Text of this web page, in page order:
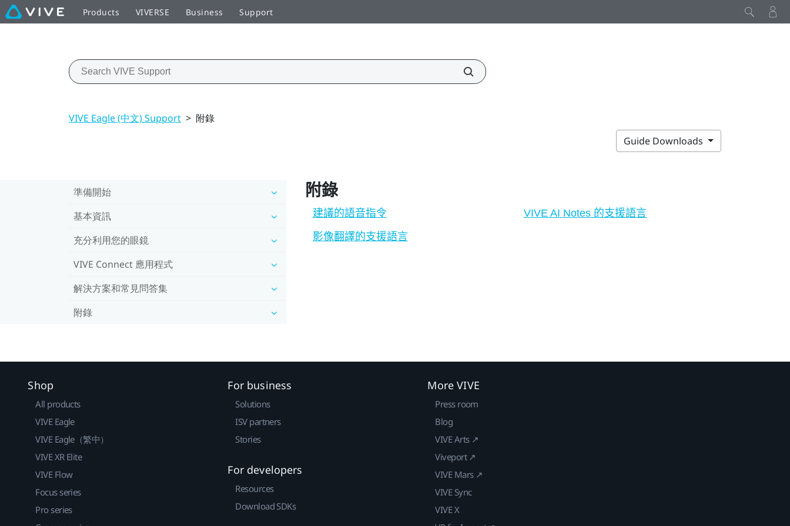
Products VIVERSE Business Support
VIVE Eagle (中文) Support > 附錄
Guide Downloads
準備開始
基本資訊
充分利用您的眼鏡
VIVE Connect 應用程式
解決方案和常見問答集
附錄
附錄
建議的語音指令
影像翻譯的支援語言
VIVE AI Notes 的支援語言
Shop
All products
VIVE Eagle
VIVE Eagle（繁中）
VIVE XR Elite
VIVE Flow
Focus series
Pro series
For business
Solutions
ISV partners
Stories
For developers
Resources
Download SDKs
More VIVE
Press room
Blog
VIVE Arts ↗
Viveport ↗
VIVE Mars ↗
VIVE Sync
VIVE X